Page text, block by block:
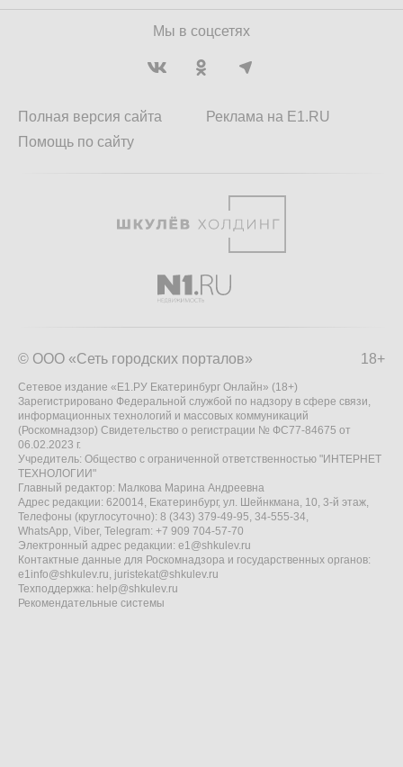
Мы в соцсетях
Полная версия сайта
Помощь по сайту
Реклама на E1.RU
18+
© ООО «Сеть городских порталов»
Сетевое издание «Е1.РУ Екатеринбург Онлайн» (18+)
Зарегистрировано Федеральной службой по надзору в сфере связи,
информационных технологий и массовых коммуникаций
(Роскомнадзор) Свидетельство о регистрации № ФС77-84675 от
06.02.2023 г.
Учредитель: Общество с ограниченной ответственностью "ИНТЕРНЕТ
ТЕХНОЛОГИИ"
Главный редактор: Малкова Марина Андреевна
Адрес редакции: 620014, Екатеринбург, ул. Шейнкмана, 10, 3-й этаж,
Телефоны (круглосуточно): 8 (343) 379-49-95, 34-555-34,
WhatsApp, Viber, Telegram: +7 909 704-57-70
Электронный адрес редакции: e1@shkulev.ru
Контактные данные для Роскомнадзора и государственных органов:
e1info@shkulev.ru, juristekat@shkulev.ru
Техподдержка: help@shkulev.ru
Рекомендательные системы